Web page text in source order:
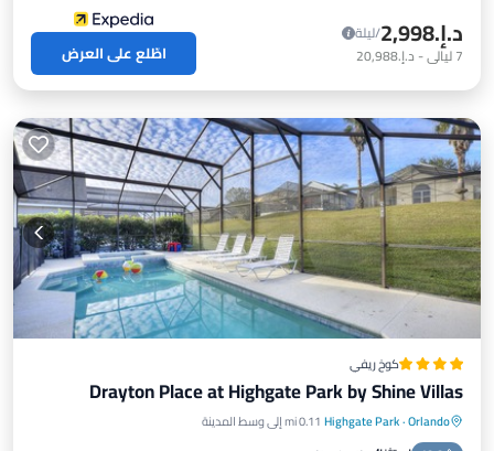
د.إ.‏2,998
/ليلة
7ليالي- د.إ.‏20,988 اطّلع على العرض
كوخ ريفي
Drayton Place at Highgate Park by Shine Villas
Orlando
·
Highgate Park 0.11 mi إلى وسط المدينةمسبح خاص موقف سيارات